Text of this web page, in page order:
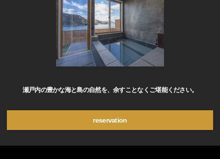
瀬戸内の豊かな海と島の自然を、余すことなくご堪能ください。
reservation